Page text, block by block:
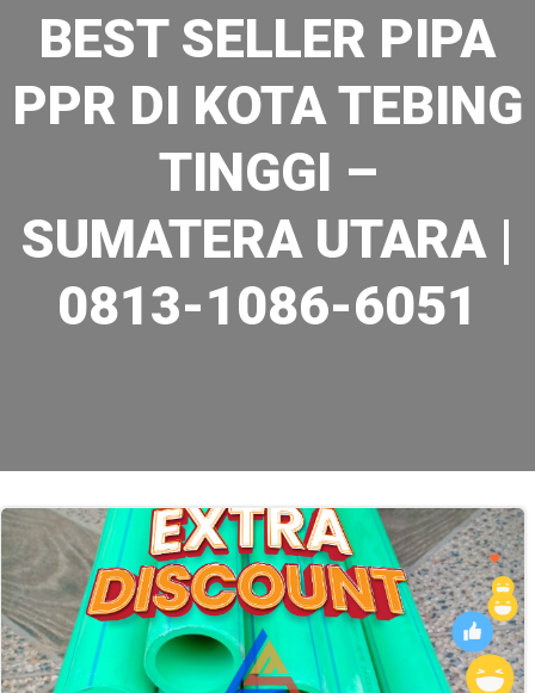
BEST SELLER PIPA
PPR DI KOTA TEBING
TINGGI –
SUMATERA UTARA |
0813-1086-6051